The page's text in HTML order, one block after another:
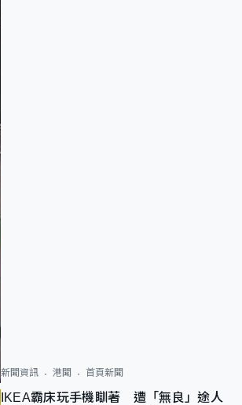
新聞資訊 港聞 首頁新聞
IKEA霸床玩手機瞓著 遭「無良」途人